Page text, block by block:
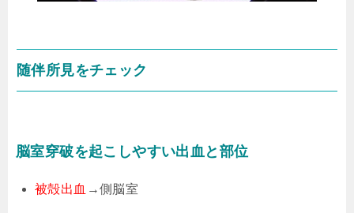
随伴所見をチェック
脳室穿破を起こしやすい出血と部位
被殻出血 →側脳室